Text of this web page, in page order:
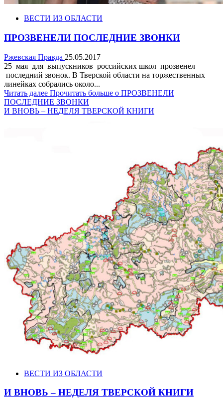
ВЕСТИ ИЗ ОБЛАСТИ
ПРОЗВЕНЕЛИ ПОСЛЕДНИЕ ЗВОНКИ
Ржевская Правда 25.05.2017
25 мая для выпускников российских школ прозвенел
последний звонок. В Тверской области на торжественных
линейках собрались около...
Читать далее Прочитать больше о ПРОЗВЕНЕЛИ
ПОСЛЕДНИЕ ЗВОНКИ
И ВНОВЬ – НЕДЕЛЯ ТВЕРСКОЙ КНИГИ
ВЕСТИ ИЗ ОБЛАСТИ
И ВНОВЬ – НЕДЕЛЯ ТВЕРСКОЙ КНИГИ